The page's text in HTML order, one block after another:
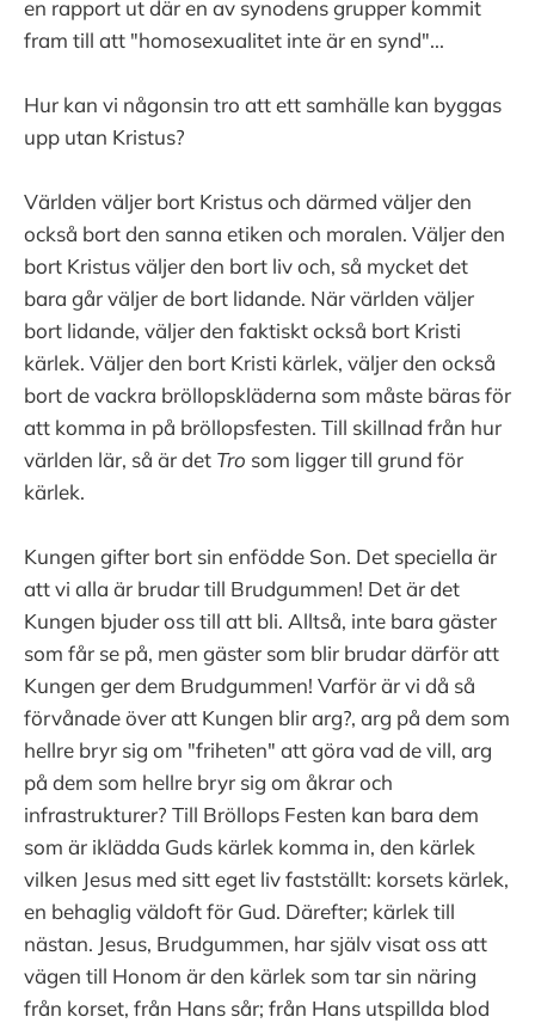
en rapport ut där en av synodens grupper kommit
fram till att "homosexualitet inte är en synd"...
Hur kan vi någonsin tro att ett samhälle kan byggas
upp utan Kristus?
Världen väljer bort Kristus och därmed väljer den
också bort den sanna etiken och moralen. Väljer den
bort Kristus väljer den bort liv och, så mycket det
bara går väljer de bort lidande. När världen väljer
bort lidande, väljer den faktiskt också bort Kristi
kärlek. Väljer den bort Kristi kärlek, väljer den också
bort de vackra bröllopskläderna som måste bäras för
att komma in på bröllopsfesten. Till skillnad från hur
världen lär, så är det Tro som ligger till grund för
kärlek.
Kungen gifter bort sin enfödde Son. Det speciella är
att vi alla är brudar till Brudgummen! Det är det
Kungen bjuder oss till att bli. Alltså, inte bara gäster
som får se på, men gäster som blir brudar därför att
Kungen ger dem Brudgummen! Varför är vi då så
förvånade över att Kungen blir arg?, arg på dem som
hellre bryr sig om "friheten" att göra vad de vill, arg
på dem som hellre bryr sig om åkrar och
infrastrukturer? Till Bröllops Festen kan bara dem
som är iklädda Guds kärlek komma in, den kärlek
vilken Jesus med sitt eget liv fastställt: korsets kärlek,
en behaglig väldoft för Gud. Därefter; kärlek till
nästan. Jesus, Brudgummen, har själv visat oss att
vägen till Honom är den kärlek som tar sin näring
från korset, från Hans sår; från Hans utspillda blod